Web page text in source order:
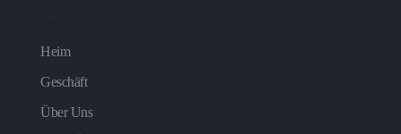
Heim
Geschäft
Über Uns